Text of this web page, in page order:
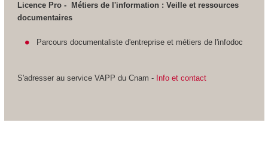
Licence Pro - Métiers de l'information : Veille et ressources
documentaires
Parcours documentaliste d'entreprise et métiers de l'infodoc
S'adresser au service VAPP du Cnam - Info et contact